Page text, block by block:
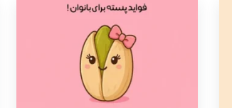
خوبی در تغذیه روزانه آقایان […]